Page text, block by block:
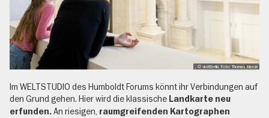
, © visitBerlin, Foto: Thomas Kierok
Im WELTSTUDIO des Humboldt Forums könnt ihr Verbindungen auf
den Grund gehen. Hier wird die klassische Landkarte neu
erfunden.An riesigen, raumgreifenden Kartographen